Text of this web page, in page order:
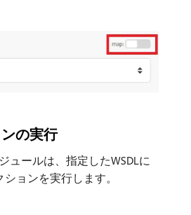
の実行
ュールは、指定したWSDLに
ョンを実行します。